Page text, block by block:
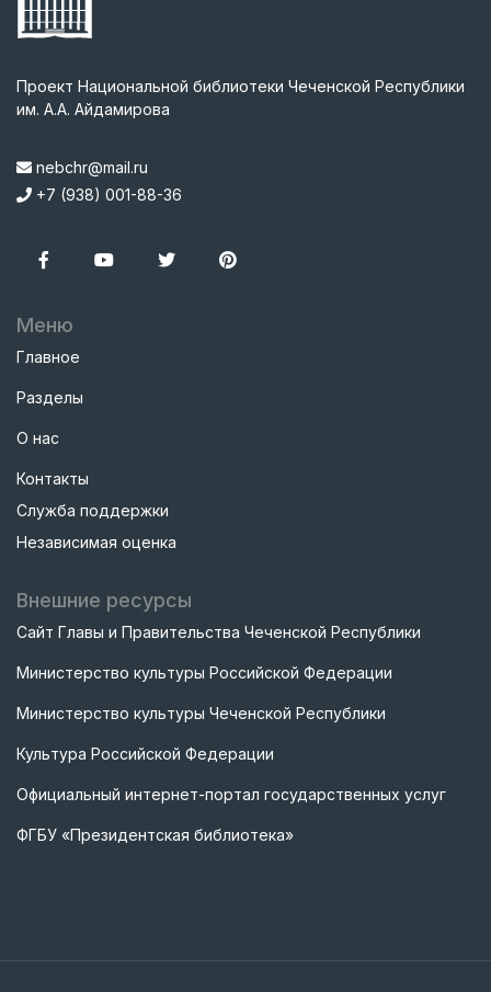
Проект Национальной библиотеки Чеченской Республики
им. А.А. Айдамирова
nebchr@mail.ru
+7 (938) 001-88-36
Меню
Главное
Разделы
О нас
Контакты
Служба поддержки
Независимая оценка
Внешние ресурсы
Сайт Главы и Правительства Чеченской Республики
Министерство культуры Российской Федерации
Министерство культуры Чеченской Республики
Культура Российской Федерации
Официальный интернет-портал государственных услуг
ФГБУ «Президентская библиотека»